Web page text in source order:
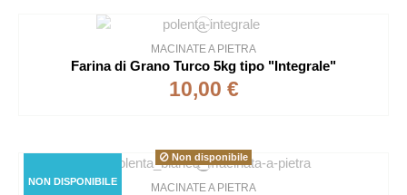
MACINATE A PIETRA
Farina di Grano Turco 5kg tipo "Integrale"
10,00 €
NON DISPONIBILE
Non disponibile
MACINATE A PIETRA